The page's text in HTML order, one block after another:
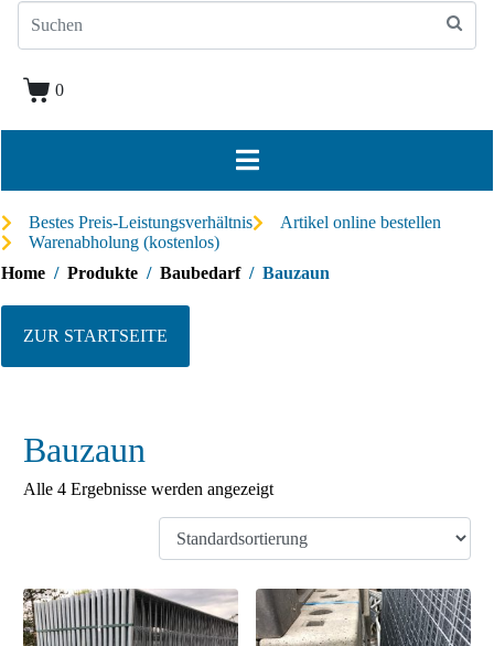
0
Bestes Preis-Leistungsverhältnis
Artikel online bestellen
Warenabholung (kostenlos)
Home
Produkte Baubedarf Bauzaun
ZUR STARTSEITE
Bauzaun
Alle 4 Ergebnisse werden angezeigt